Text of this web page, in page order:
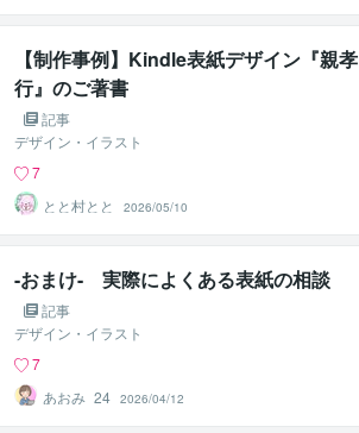
【制作事例】Kindle表紙デザイン『親孝
行』のご著書
記事
デザイン・イラスト
7
とと村とと
2026/05/10
-おまけ- 実際によくある表紙の相談
記事
デザイン・イラスト
7
あおみ_24 2026/04/12